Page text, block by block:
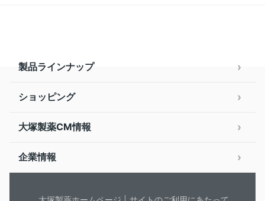
製品ラインナップ
ショッピング
大塚製薬CM情報
企業情報